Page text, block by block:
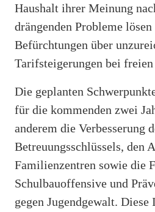
Haushalt ihrer Meinung
drängenden Probleme
Befürchtungen über
Tarifsteigerungen bei
Die geplanten
für die kommenden zwei
anderem die Verbesserung
Betreuungsschlüssels, den
Familienzentren sowie die
Schulbauoffensive und
gegen Jugendgewalt.